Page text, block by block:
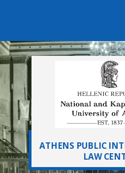
ATHENS PUBLIC
LAW